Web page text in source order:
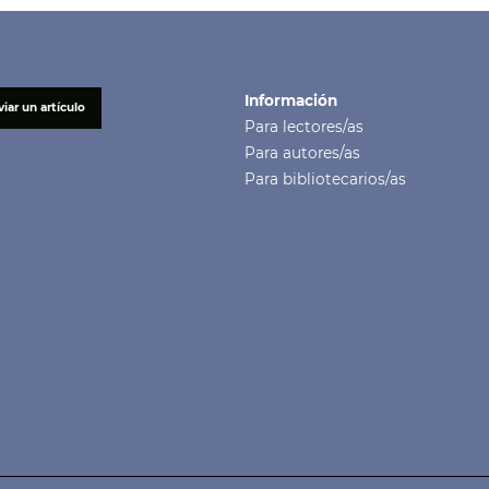
un artículo
Información
Para lectores/as
Para autores/as
Para bibliotecarios/as